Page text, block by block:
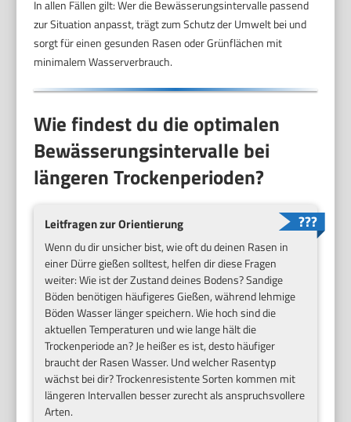
In allen Fällen gilt: Wer die Bewässerungsintervalle passend
zur Situation anpasst, trägt zum Schutz der Umwelt bei und
sorgt für einen gesunden Rasen oder Grünflächen mit
minimalem Wasserverbrauch.
Wie findest du die optimalen
Bewässerungsintervalle bei
längeren Trockenperioden?
Leitfragen zur Orientierung
Wenn du dir unsicher bist, wie oft du deinen Rasen in
einer Dürre gießen solltest, helfen dir diese Fragen
weiter: Wie ist der Zustand deines Bodens? Sandige
Böden benötigen häufigeres Gießen, während lehmige
Böden Wasser länger speichern. Wie hoch sind die
aktuellen Temperaturen und wie lange hält die
Trockenperiode an? Je heißer es ist, desto häufiger
braucht der Rasen Wasser. Und welcher Rasentyp
wächst bei dir? Trockenresistente Sorten kommen mit
längeren Intervallen besser zurecht als anspruchsvollere
Arten.